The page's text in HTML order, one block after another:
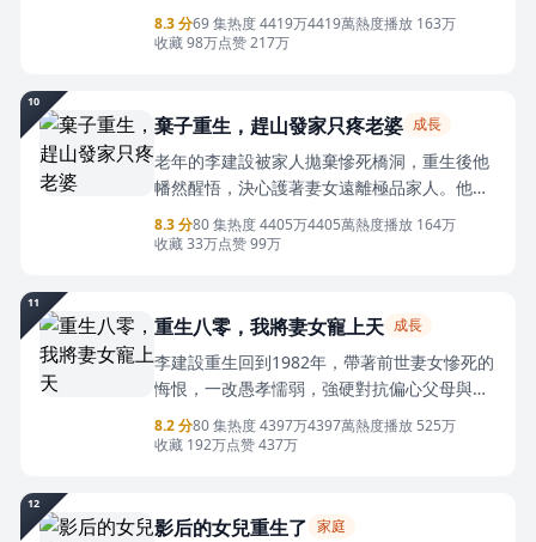
步為營，奪回管家權又適時放手，讓侯府陷入
虧空危機，揭穿寧清樂的陰謀，使其出盡洋
人遭流放，她也擺脫侯府束縛，與蕭硯終成眷
8.3 分69 集热度 4419万4419萬熱度播放 163万
收藏 98万点赞 217万
10
棄子重生，趕山發家只疼老婆 成長
老年的李建設被家人拋棄慘死橋洞，重生後他
幡然醒悟，決心護著妻女遠離極品家人。他強
硬反抗偏心父母、白眼狼兄弟與侄子，堅決分
家，憑藉打獵本領挖到鐵皮石斛、獵獲豹子，
賣的弟弟送進監獄，又聯手警方端掉黑老大陳
振坤的賭場，最終事業成功，妻女幸福，活成
人生贏家。
8.3 分80 集热度 4405万4405萬熱度播放 164万
收藏 33万点赞 99万
11
重生八零，我將妻女寵上天 成長
李建設重生回到1982年，帶著前世妻女慘死的
悔恨，一改愚孝懦弱，強硬對抗偏心父母與貪
婪兄嫂，堅決拒絕賣女換彩禮的要求。他憑狩
獵本領和前世記憶，獵獲豹子、解決野豬災，
人自食惡果，李建設兌現承諾，帶著妻女在新
8.2 分80 集热度 4397万4397萬熱度播放 525万
收藏 192万点赞 437万
12
影后的女兒重生了 家庭